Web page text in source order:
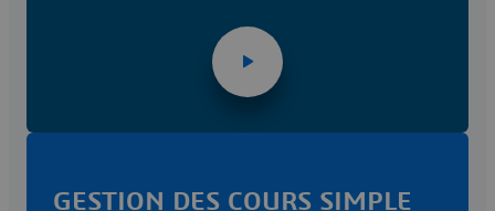
GESTION DES COURS SIMPLE